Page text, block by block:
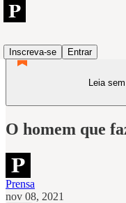
Inscreva-se
Entrar
Leia
O homem que
Prensa
nov 08, 2021